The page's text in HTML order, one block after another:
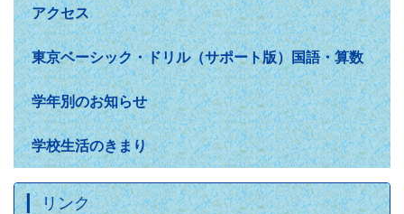
アクセス
東京ベーシック・ドリル（サポート版）国語・算数
学年別のお知らせ
学校生活のきまり
リンク